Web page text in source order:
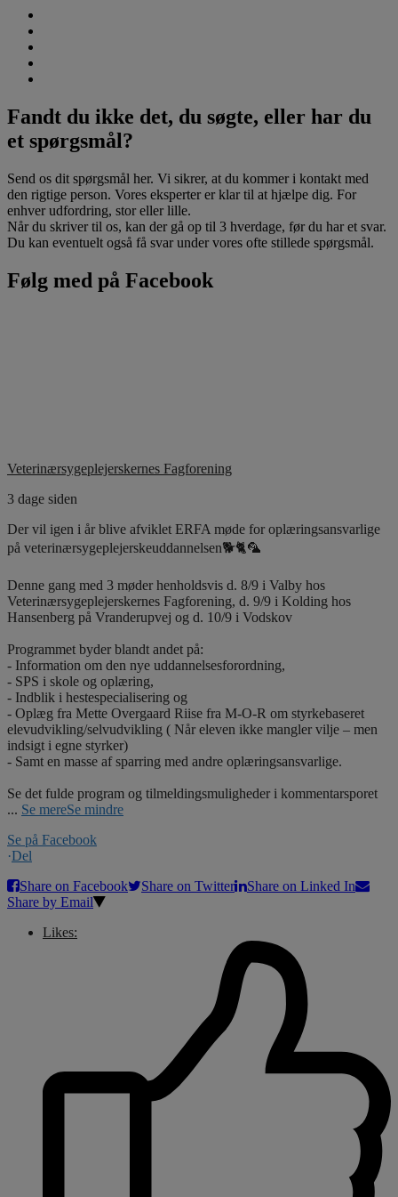
Fandt du ikke det, du søgte, eller har du
et spørgsmål?
Send os dit spørgsmål her. Vi sikrer, at du kommer i kontakt med
den rigtige person. Vores eksperter er klar til at hjælpe dig. For
enhver udfordring, stor eller lille.
Når du skriver til os, kan der gå op til 3 hverdage, før du har et svar.
Du kan eventuelt også få svar under vores ofte stillede spørgsmål.
Følg med på Facebook
Veterinærsygeplejerskernes Fagforening
3 dage siden
Der vil igen i år blive afviklet ERFA møde for oplæringsansvarlige
på veterinærsygeplejerskeuddannelsen🐕🐈🦜
Denne gang med 3 møder henholdsvis d. 8/9 i Valby hos
Veterinærsygeplejerskernes Fagforening, d. 9/9 i Kolding hos
Hansenberg på Vranderupvej og d. 10/9 i Vodskov
Programmet byder blandt andet på:
- Information om den nye uddannelsesforordning,
- SPS i skole og oplæring,
- Indblik i hestespecialisering og
- Oplæg fra Mette Overgaard Riise fra M-O-R om styrkebaseret
elevudvikling/selvudvikling ( Når eleven ikke mangler vilje – men
indsigt i egne styrker)
- Samt en masse af sparring med andre oplæringsansvarlige.
Se det fulde program og tilmeldingsmuligheder i kommentarsporet
... Se mereSe mindre
Se på Facebook
·Del
Share on Facebook
Share on Twitter
Share on Linked In
Share by Email
Likes: